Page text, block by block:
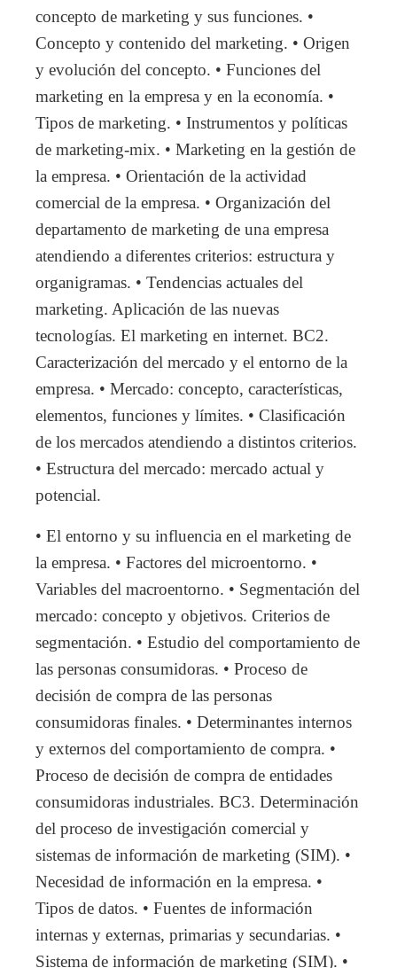
concepto de marketing y sus funciones. •
Concepto y contenido del marketing. • Origen
y evolución del concepto. • Funciones del
marketing en la empresa y en la economía. •
Tipos de marketing. • Instrumentos y políticas
de marketing-mix. • Marketing en la gestión de
la empresa. • Orientación de la actividad
comercial de la empresa. • Organización del
departamento de marketing de una empresa
atendiendo a diferentes criterios: estructura y
organigramas. • Tendencias actuales del
marketing. Aplicación de las nuevas
tecnologías. El marketing en internet. BC2.
Caracterización del mercado y el entorno de la
empresa. • Mercado: concepto, características,
elementos, funciones y límites. • Clasificación
de los mercados atendiendo a distintos criterios.
• Estructura del mercado: mercado actual y
potencial.
• El entorno y su influencia en el marketing de
la empresa. • Factores del microentorno. •
Variables del macroentorno. • Segmentación del
mercado: concepto y objetivos. Criterios de
segmentación. • Estudio del comportamiento de
las personas consumidoras. • Proceso de
decisión de compra de las personas
consumidoras finales. • Determinantes internos
y externos del comportamiento de compra. •
Proceso de decisión de compra de entidades
consumidoras industriales. BC3. Determinación
del proceso de investigación comercial y
sistemas de información de marketing (SIM). •
Necesidad de información en la empresa. •
Tipos de datos. • Fuentes de información
internas y externas, primarias y secundarias. •
Sistema de información de marketing (SIM). •